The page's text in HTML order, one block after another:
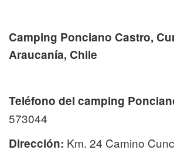
Camping Ponciano Castro,
Araucanía, Chile
Teléfono del camping
573044
Dirección: Km. 24 Camino